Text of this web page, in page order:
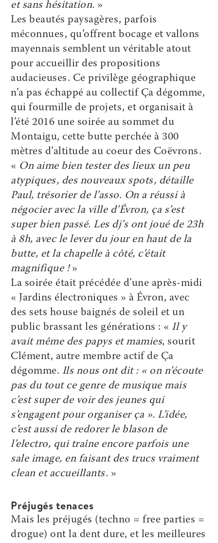
et sans hésitation. »
Les beautés paysagères, parfois
méconnues, qu’offrent bocage et vallons
mayennais semblent un véritable atout
pour accueillir des propositions
audacieuses. Ce privilège géographique
n’a pas échappé au collectif Ça dégomme,
qui fourmille de projets, et organisait à
l’été 2016 une soirée au sommet du
Montaigu, cette butte perchée à 300
mètres d’altitude au coeur des Coëvrons.
« On aime bien tester des lieux un peu
atypiques, des nouveaux spots, détaille
Paul, trésorier de l’asso. On a réussi à
négocier avec la ville d’Évron, ça s’est
super bien passé. Les dj’s ont joué de 23h
à 8h, avec le lever du jour en haut de la
butte, et la chapelle à côté, c’était
magnifique !»
La soirée était précédée d’une après-midi
« Jardins électroniques » à Évron, avec
des sets house baignés de soleil et un
public brassant les générations : « Il y
avait même des papys et mamies, sourit
Clément, autre membre actif de Ça
dégomme. Ils nous ont dit : « on n’écoute
pas du tout ce genre de musique mais
c’est super de voir des jeunes qui
s’engagent pour organiser ça ». L’idée,
c’est aussi de redorer le blason de
l’electro, qui traîne encore parfois une
sale image, en faisant des trucs vraiment
clean et accueillants. »
Préjugés tenaces
Mais les préjugés (techno = free parties =
drogue) ont la dent dure, et les meilleures